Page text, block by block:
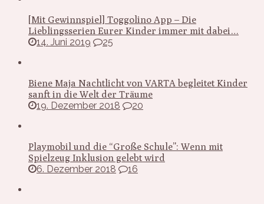
[Mit Gewinnspiel] Toggolino App – Die
Lieblingsserien Eurer Kinder immer mit dabei…
14. Juni 2019
25
Biene Maja Nachtlicht von VARTA begleitet Kinder
sanft in die Welt der Träume
19. Dezember 2018
20
Playmobil und die “Große Schule”: Wenn mit
Spielzeug Inklusion gelebt wird
6. Dezember 2018
16